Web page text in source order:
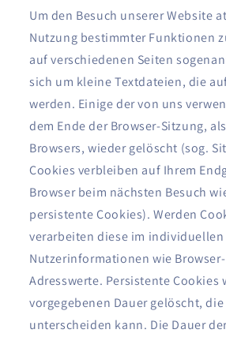
Um den Besuch unserer Website
Nutzung bestimmter Funktionen
auf verschiedenen Seiten
sich um kleine Textdateien, die
werden. Einige der von uns
dem Ende der Browser-Sitzung,
Browsers, wieder gelöscht (sog.
Cookies verbleiben auf Ihrem
Browser beim nächsten Besuch
persistente Cookies). Werden
verarbeiten diese im
Nutzerinformationen wie
Adresswerte. Persistente
vorgegebenen Dauer gelöscht,
unterscheiden kann. Die Dauer